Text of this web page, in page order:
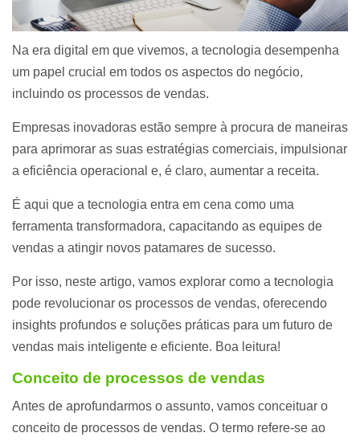
Na era digital em que vivemos, a tecnologia desempenha
um papel crucial em todos os aspectos do negócio,
incluindo os processos de vendas.
Empresas inovadoras estão sempre à procura de maneiras
para aprimorar as suas estratégias comerciais, impulsionar
a eficiência operacional e, é claro, aumentar a receita.
É aqui que a tecnologia entra em cena como uma
ferramenta transformadora, capacitando as equipes de
vendas a atingir novos patamares de sucesso.
Por isso, neste artigo, vamos explorar como a tecnologia
pode revolucionar os processos de vendas, oferecendo
insights profundos e soluções práticas para um futuro de
vendas mais inteligente e eficiente. Boa leitura!
Conceito de processos de vendas
Antes de aprofundarmos o assunto, vamos conceituar o
conceito de processos de vendas. O termo refere-se ao